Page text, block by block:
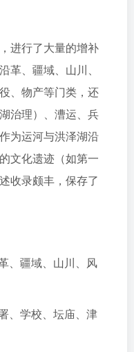
进行了大量的增补
革、疆域、山川、
、物产等门类，还
治理）、漕运、兵
为运河与洪泽湖沿
文化遗迹（如第一
收录颇丰，保存了
、疆域、山川、风
、学校、坛庙、津